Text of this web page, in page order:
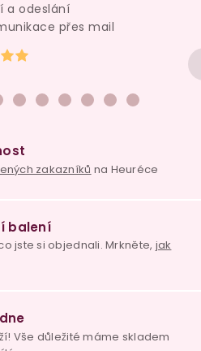
obchodu je 5 z 5 hvězdiček.
a odeslání
přes mail